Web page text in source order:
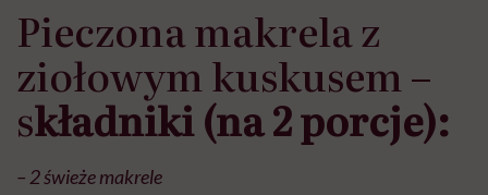
może chyba tylko
głupota i brak
wyobraźni"
pracy
Pieczona makrela z
ziołowym kuskusem –
składniki (na 2 porcje):
– 2 świeże makrele